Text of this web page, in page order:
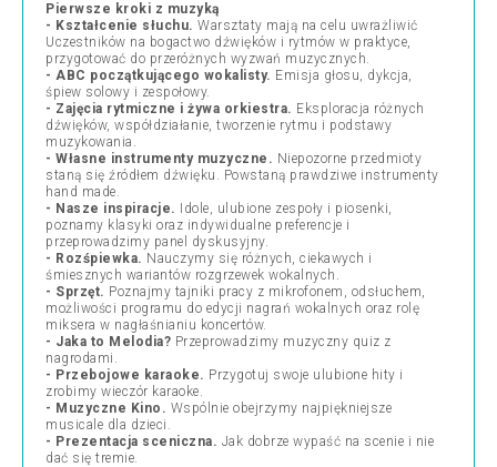
Pierwsze kroki z muzyką
- Kształcenie słuchu. Warsztaty mają na celu uwrażliwić
Uczestników na bogactwo dźwięków i rytmów w praktyce,
przygotować do przeróżnych wyzwań muzycznych.
- ABC początkującego wokalisty. Emisja głosu, dykcja,
śpiew solowy i zespołowy.
- Zajęcia rytmiczne i żywa orkiestra. Eksploracja różnych
dźwięków, współdziałanie, tworzenie rytmu i podstawy
muzykowania.
- Własne instrumenty muzyczne. Niepozorne przedmioty
staną się źródłem dźwięku. Powstaną prawdziwe instrumenty
hand made.
- Nasze inspiracje.
Idole, ulubione zespoły i piosenki,
poznamy klasyki oraz indywidualne preferencje i
przeprowadzimy panel dyskusyjny.
- Rozśpiewka. Nauczymy się różnych, ciekawych i
śmiesznych wariantów rozgrzewek wokalnych.
- Sprzęt. Poznajmy tajniki pracy z mikrofonem, odsłuchem,
możliwości programu do edycji nagrań wokalnych oraz rolę
miksera w nagłaśnianiu koncertów.
- Jaka to Melodia? Przeprowadzimy muzyczny quiz z
nagrodami.
- Przebojowe karaoke. Przygotuj swoje ulubione hity i
zrobimy wieczór karaoke.
- Muzyczne Kino. Wspólnie obejrzymy najpiękniejsze
musicale dla dzieci.
- Prezentacja sceniczna. Jak dobrze wypaść na scenie i nie
dać się tremie.